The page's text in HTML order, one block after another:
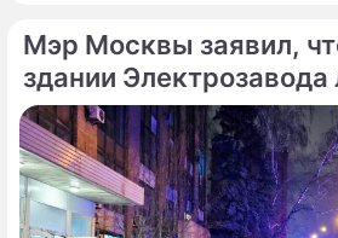
распоряжении редакции)
6 февраля 2025 года
Александру Бастрыкину. В
отмечает, что число
регионе продолжает расти.
Мэр Москвы заявил,
здании Электрозавода